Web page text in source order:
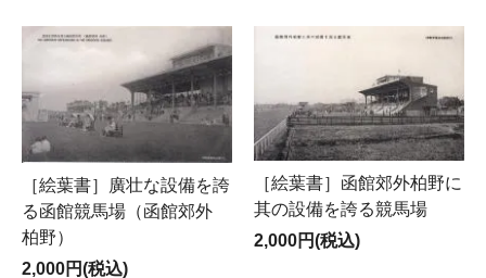
［絵葉書］廣壮な設備を誇
る函館競馬場（函館郊外
柏野）
2,000円(税込)
［絵葉書］函館郊外柏野に
其の設備を誇る競馬場
2,000円(税込)